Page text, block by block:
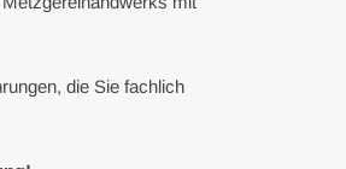
die Sie fachlich